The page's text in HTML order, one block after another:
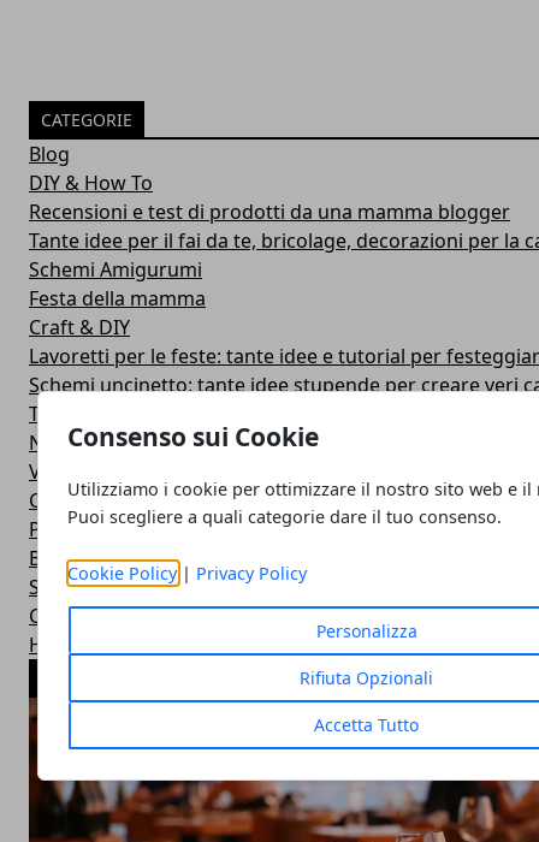
Consenso sui Cookie
Utilizziamo i cookie per ottimizzare il nostro sito web e il
Puoi scegliere a quali categorie dare il tuo consenso.
Cookie Policy| Privacy Policy
Personalizza
Rifiuta Opzionali
Accetta Tutto
CATEGORIE
Blog
DIY & How To
Recensioni e test di prodotti da una mamma blogger
Tante idee per il fai da te, bricolage, decorazioni per la
Schemi Amigurumi
Festa della mamma
Craft & DIY
Lavoretti per le feste: tante idee e tutorial per
Schemi uncinetto: tante idee stupende per creare veri
Tanti tutorial di uncinetto per imparare nuove tecniche
Natale
Video
Compra e vendi
Pasqua
Befana
Schemi uncinetto per bambini: tante idee sfiziose per i
Carnevale
Halloween